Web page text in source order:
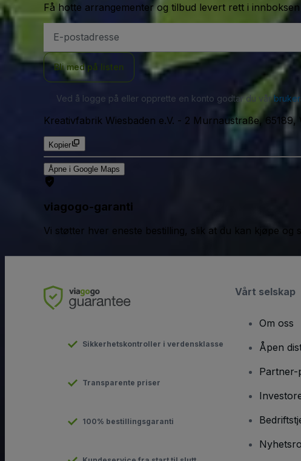
Få hotte arrangementer og tilbud levert rett i innboksen
postadresse
Bli med på listen
Ved å logge på eller opprette en konto godtar du vår
Kreativfabrik Wiesbaden e.V. - 2 Murnaustraße, 65189,
Kopier
Åpne i Google Maps
viagogo-garanti
Vi støtter hver eneste bestilling, slik at du kan kjøpe og
Sikkerhetskontroller i verdensklasse
Transparente priser
100% bestillingsgaranti
Vårt selskap
Om oss
Åpen
Partner-